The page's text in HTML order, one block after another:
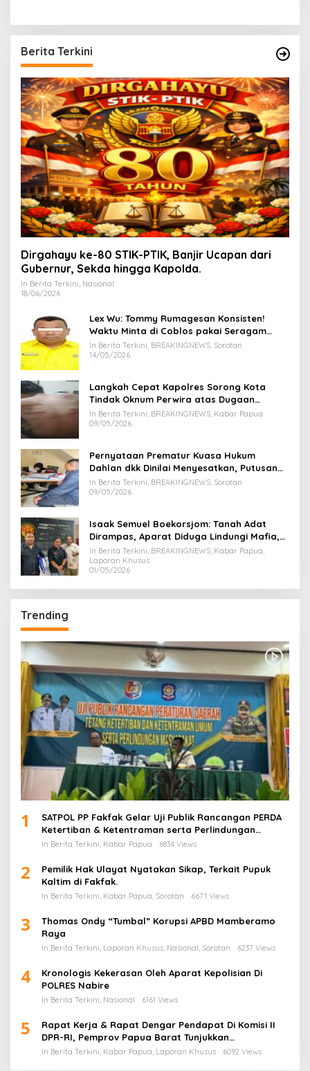
Berita Terkini
Dirgahayu ke-80 STIK-PTIK, Banjir Ucapan dari
Gubernur, Sekda hingga Kapolda.
In Berita Terkini, Nasional
18/06/2026
Lex Wu: Tommy Rumagesan Konsisten!
Waktu Minta di Coblos pakai Seragam
Kuning, Waktu MenCoblos Juga pakai Kaos
Kuning.
In Berita Terkini, BREAKINGNEWS, Sorotan
14/05/2026
Langkah Cepat Kapolres Sorong Kota
Tindak Oknum Perwira atas Dugaan
Kekerasan Brutal Terhadap Anak
In Berita Terkini, BREAKINGNEWS, Kabar Papua
09/05/2026
Pernyataan Prematur Kuasa Hukum
Dahlan dkk Dinilai Menyesatkan, Putusan
PK Isaak Boekorsjom Belum Dipublikasikan
In Berita Terkini, BREAKINGNEWS, Sorotan
09/05/2026
Isaak Semuel Boekorsjom: Tanah Adat
Dirampas, Aparat Diduga Lindungi Mafia,
Kasus Kini Jadi Prioritas ATR/BPN
In Berita Terkini, BREAKINGNEWS, Kabar Papua,
Laporan Khusus
01/05/2026
Trending
1
SATPOL PP Fakfak Gelar Uji Publik Rancangan PERDA
Ketertiban & Ketentraman serta Perlindungan
Masyarakat
In Berita Terkini, Kabar Papua 6834 Views
2
Pemilik Hak Ulayat Nyatakan Sikap, Terkait Pupuk
Kaltim di Fakfak.
In Berita Terkini, Kabar Papua, Sorotan 6671 Views
3
Thomas Ondy “Tumbal” Korupsi APBD Mamberamo
Raya
In Berita Terkini, Laporan Khusus, Nasional, Sorotan 6237 Views
4
Kronologis Kekerasan Oleh Aparat Kepolisian Di
POLRES Nabire
In Berita Terkini, Nasional 6161 Views
5
Rapat Kerja & Rapat Dengar Pendapat Di Komisi II
DPR-RI, Pemprov Papua Barat Tunjukkan
Keberpihakan Terhadap Aspirasi Masyarakat!
In Berita Terkini, Kabar Papua, Laporan Khusus 6092 Views